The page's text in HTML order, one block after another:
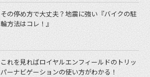
その停め方で大丈夫？地震に強い『バイクの駐
輪方法はコレ！』
これを見ればロイヤルエンフィールドのトリッ
パーナビゲーションの使い方がわかる！